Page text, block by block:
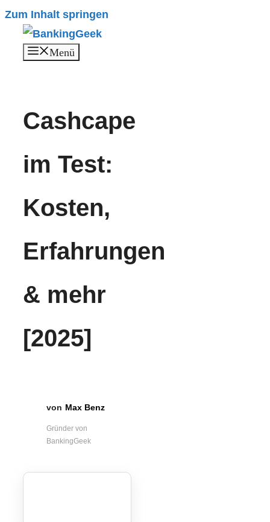
Zum Inhalt springen
Menü
Cashcape
im Test:
Kosten,
Erfahrungen
& mehr
[2025]
Max Benz
Gründer von
BankingGeek